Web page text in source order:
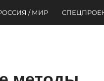
/ МИР